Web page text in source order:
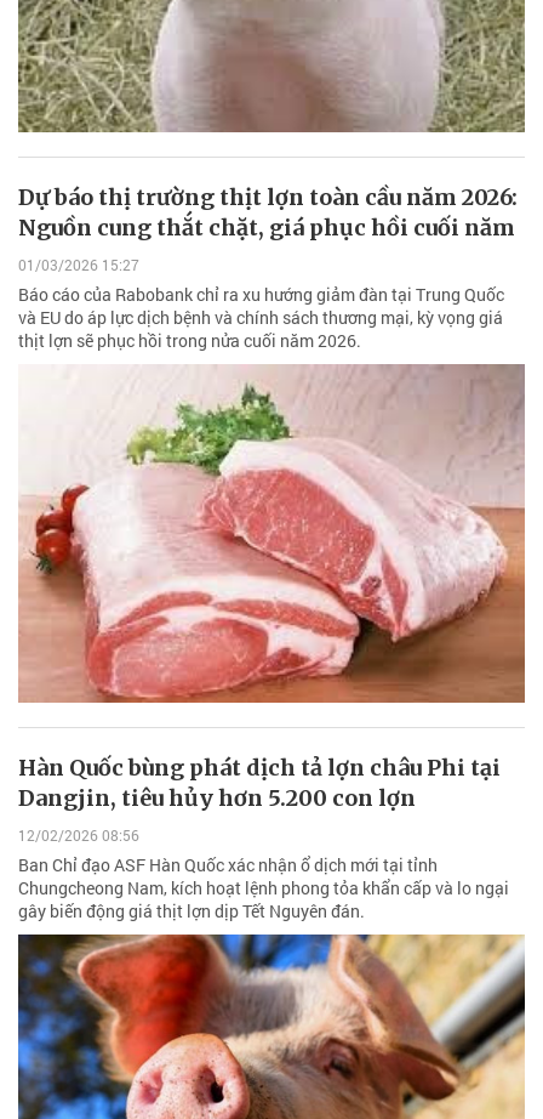
Dự báo thị trường thịt lợn toàn cầu năm 2026:
Nguồn cung thắt chặt, giá phục hồi cuối năm
01/03/2026 15:27
Báo cáo của Rabobank chỉ ra xu hướng giảm đàn tại Trung Quốc
và EU do áp lực dịch bệnh và chính sách thương mại, kỳ vọng giá
thịt lợn sẽ phục hồi trong nửa cuối năm 2026.
Hàn Quốc bùng phát dịch tả lợn châu Phi tại
Dangjin, tiêu hủy hơn 5.200 con lợn
12/02/2026 08:56
Ban Chỉ đạo ASF Hàn Quốc xác nhận ổ dịch mới tại tỉnh
Chungcheong Nam, kích hoạt lệnh phong tỏa khẩn cấp và lo ngại
gây biến động giá thịt lợn dịp Tết Nguyên đán.